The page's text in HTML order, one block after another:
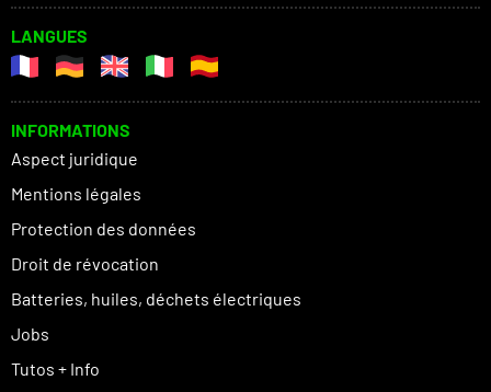
LANGUES
INFORMATIONS
Aspect juridique
Mentions légales
Protection des données
Droit de révocation
Batteries, huiles, déchets électriques
Jobs
Tutos + Info